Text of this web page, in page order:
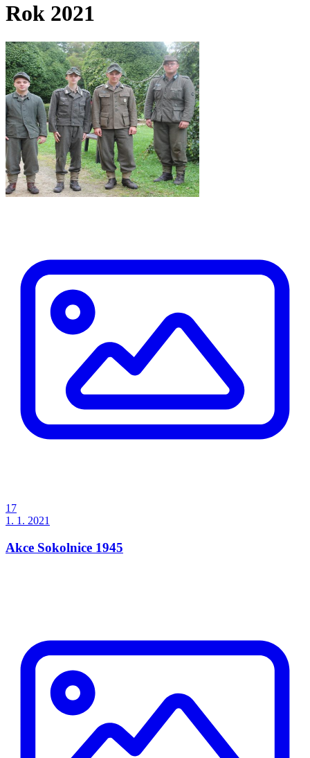
Rok 2021
17
1. 1. 2021
Akce Sokolnice 1945